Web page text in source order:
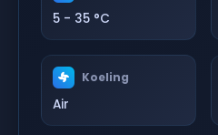
5 - 35 °C
Koeling
Air